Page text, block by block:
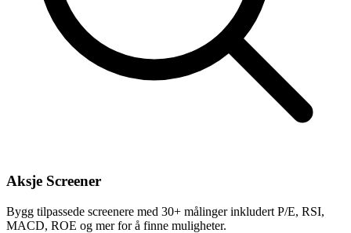
Aksje Screener
Bygg tilpassede screenere med 30+ målinger inkludert P/E, RSI,
MACD, ROE og mer for å finne muligheter.